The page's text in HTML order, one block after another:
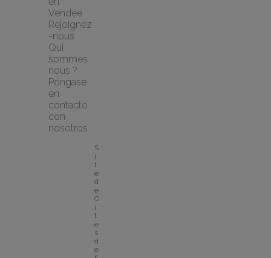
Vendée
Rejoignez
-nous
Qui
sommes
nous ?
Póngase
en
contacto
con
nosotros
S
i
t
e
d
e
G
î
t
e
s
d
e